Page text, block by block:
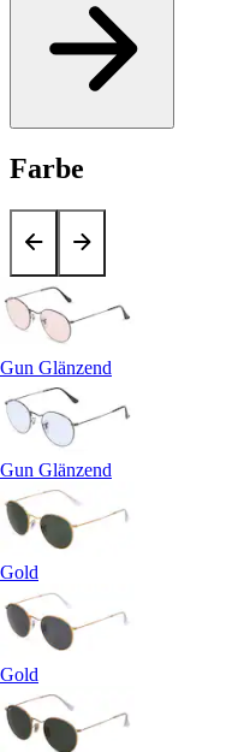
Farbe
Gun Glänzend
Gun Glänzend
Gold
Gold